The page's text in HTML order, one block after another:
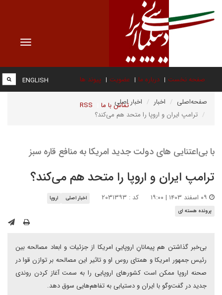
Toggle
صفحه نخست درباره ما عضویت پیوند ها
تماس با ما RSS
ENGLISH
صفحه‌اصلی اخبار
اخبار اصلی
ترامپ ایران و اروپا را متحد هم می‌کند؟
با بی‌اعتنایی های دولت جدید امریکا به منافع قاره سبز
ترامپ ایران و اروپا را متحد هم می‌کند؟
کد : ۲۰۳۱۳۹۳ اخبار اصلی
اروپا
پرونده هسته ای
بی‌خبر گذاشتن هم پیمانانِ اروپاییِ امریکا از جزئیات و ابعاد مصالحه‌ بین
رئیس جمهور امریکا و همتای روس او و تاثیر این مصالحه بر توازن قوا در
صحنه اروپا ممکن است کشورهای اروپایی را به سمت آغاز کردن روندی
جدید در گفت‌وگو با ایران و دستیابی به تفاهم‌هایی سوق دهد.